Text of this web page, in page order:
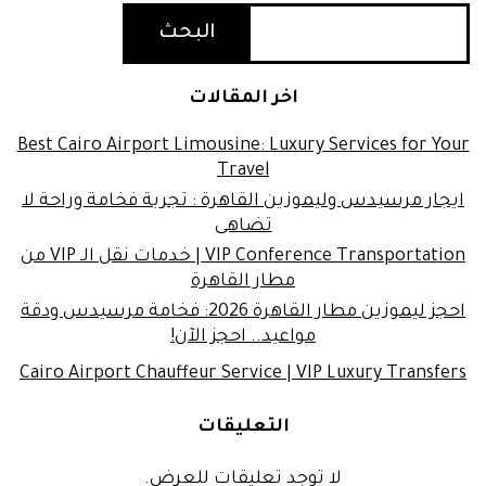
البحث
اخر المقالات
Best Cairo Airport Limousine: Luxury Services for Your
Travel
ايجار مرسيدس وليموزين القاهرة : تجربة فخامة وراحة لا
تضاهى
VIP Conference Transportation | خدمات نقل الـ VIP من
مطار القاهرة
احجز ليموزين مطار القاهرة 2026: فخامة مرسيدس ودقة
مواعيد.. احجز الآن!
Cairo Airport Chauffeur Service | VIP Luxury Transfers
التعليقات
لا توجد تعليقات للعرض.